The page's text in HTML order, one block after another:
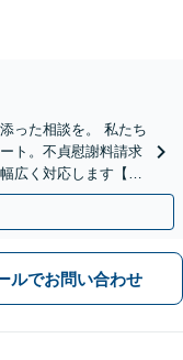
相談を。 私たち
ト。不貞慰謝料請求
広く対応します【夜
ルでお問い合わせ